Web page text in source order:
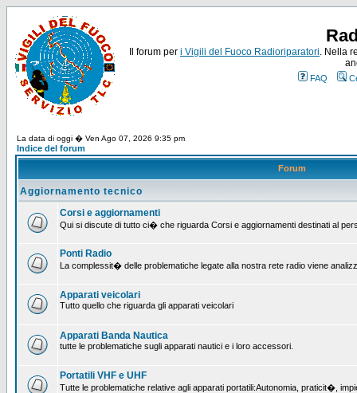
Il forum per i Vigili del Fuoco Radioriparatori. Nella
FAQ
La data di oggi � Ven Ago 07, 2026 9:35 pm
Indice del forum
Forum
Aggiornamento tecnico
Corsi e aggiornamenti
Qui si discute di tutto ci� che riguarda Corsi e aggiornamenti destinati al
Ponti Radio
La complessit� delle problematiche legate alla nostra rete radio viene
Apparati veicolari
Tutto quello che riguarda gli apparati veicolari
Apparati Banda Nautica
tutte le problematiche sugli apparati nautici e i loro accessori.
Portatili VHF e UHF
Tutte le problematiche relative agli apparati portatili:Autonomia, praticit�,